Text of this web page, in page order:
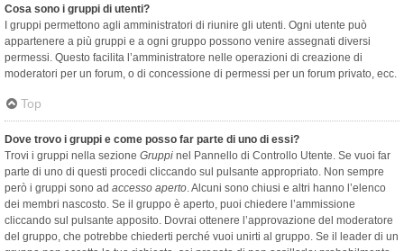
Cosa sono i gruppi di utenti?
I gruppi permettono agli amministratori di riunire gli utenti. Ogni utente può
appartenere a più gruppi e a ogni gruppo possono venire assegnati diversi
permessi. Questo facilita l’amministratore nelle operazioni di creazione di
moderatori per un forum, o di concessione di permessi per un forum privato, ecc.
Top
Dove trovo i gruppi e come posso far parte di uno di essi?
Trovi i gruppi nella sezione Gruppi nel Pannello di Controllo Utente. Se vuoi far
parte di uno di questi procedi cliccando sul pulsante appropriato. Non sempre
però i gruppi sono ad accesso aperto. Alcuni sono chiusi e altri hanno l’elenco
dei membri nascosto. Se il gruppo è aperto, puoi chiedere l’ammissione
cliccando sul pulsante apposito. Dovrai ottenere l’approvazione del moderatore
del gruppo, che potrebbe chiederti perché vuoi unirti al gruppo. Se il leader di un